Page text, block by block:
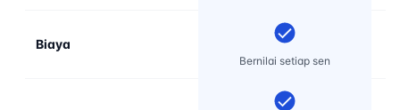
Biaya
Bernilai setiap sen